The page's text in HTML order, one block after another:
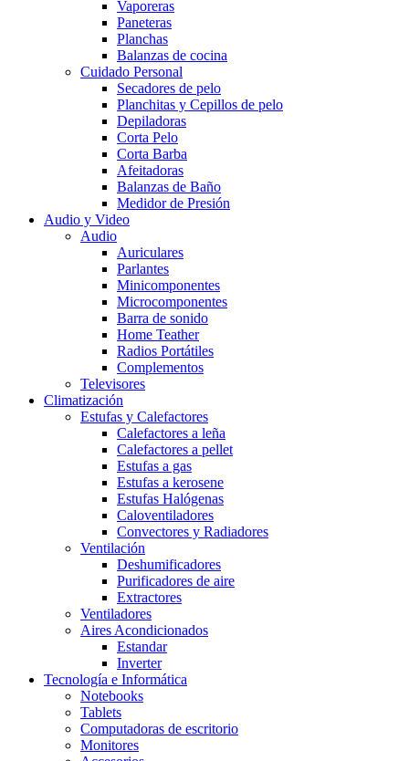
Vaporeras
Paneteras
Planchas
Balanzas de cocina
Cuidado Personal
Secadores de pelo
Planchitas y Cepillos de pelo
Depiladoras
Corta Pelo
Corta Barba
Afeitadoras
Balanzas de Baño
Medidor de Presión
Audio y Video
Audio
Auriculares
Parlantes
Minicomponentes
Microcomponentes
Barra de sonido
Home Teather
Radios Portátiles
Complementos
Televisores
Climatización
Estufas y Calefactores
Calefactores a leña
Calefactores a pellet
Estufas a gas
Estufas a kerosene
Estufas Halógenas
Caloventiladores
Convectores y Radiadores
Ventilación
Deshumificadores
Purificadores de aire
Extractores
Ventiladores
Aires Acondicionados
Estandar
Inverter
Tecnología e Informática
Notebooks
Tablets
Computadoras de escritorio
Monitores